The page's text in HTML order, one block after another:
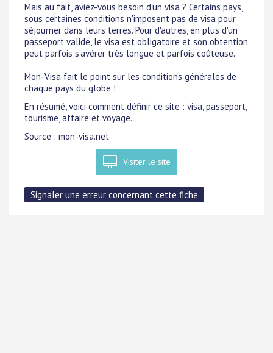
Mais au fait, aviez-vous besoin d'un visa ? Certains pays,
sous certaines conditions n'imposent pas de visa pour
séjourner dans leurs terres. Pour d'autres, en plus d'un
passeport valide, le visa est obligatoire et son obtention
peut parfois s'avérer très longue et parfois coûteuse.
Mon-Visa fait le point sur les conditions générales de
chaque pays du globe !
En résumé, voici comment définir ce site : visa, passeport,
tourisme, affaire et voyage.
Source : mon-visa.net
Visiter le site